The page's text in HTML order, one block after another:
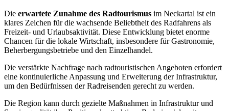
Die erwartete Zunahme des Radtourismus im Neckartal ist ein
klares Zeichen für die wachsende Beliebtheit des Radfahrens als
Freizeit- und Urlaubsaktivität. Diese Entwicklung bietet enorme
Chancen für die lokale Wirtschaft, insbesondere für Gastronomie,
Beherbergungsbetriebe und den Einzelhandel.
Die verstärkte Nachfrage nach radtouristischen Angeboten erfordert
eine kontinuierliche Anpassung und Erweiterung der Infrastruktur,
um den Bedürfnissen der Radreisenden gerecht zu werden.
Die Region kann durch gezielte Maßnahmen in Infrastruktur und